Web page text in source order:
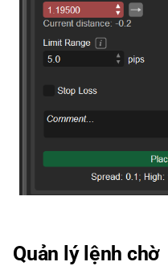
Quản lý lệnh chờ